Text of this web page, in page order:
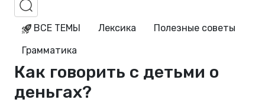
ВСЕ ТЕМЫ Лексика
Полезные советы
Грамматика
Как говорить с детьми о
деньгах?